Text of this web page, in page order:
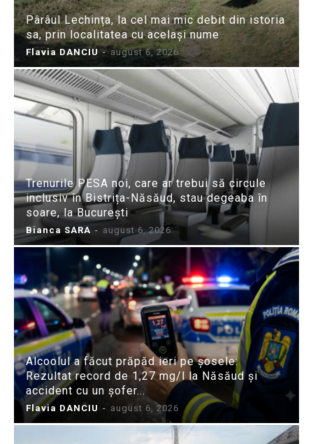
Pârâul Lechința, la cel mai mic debit din istoria
sa, prin localitatea cu același nume
Flavia DANCIU - august 6, 2026
Trenurile PESA noi, care ar trebui să circule
inclusiv în Bistrița-Năsăud, stau degeaba în
soare, la București
Bianca SARA - august 6, 2026
Alcoolul a făcut prăpăd ieri pe șosele:
Rezultat record de 1,27 mg/l la Năsăud și
accident cu un șofer...
Flavia DANCIU - august 6, 2026